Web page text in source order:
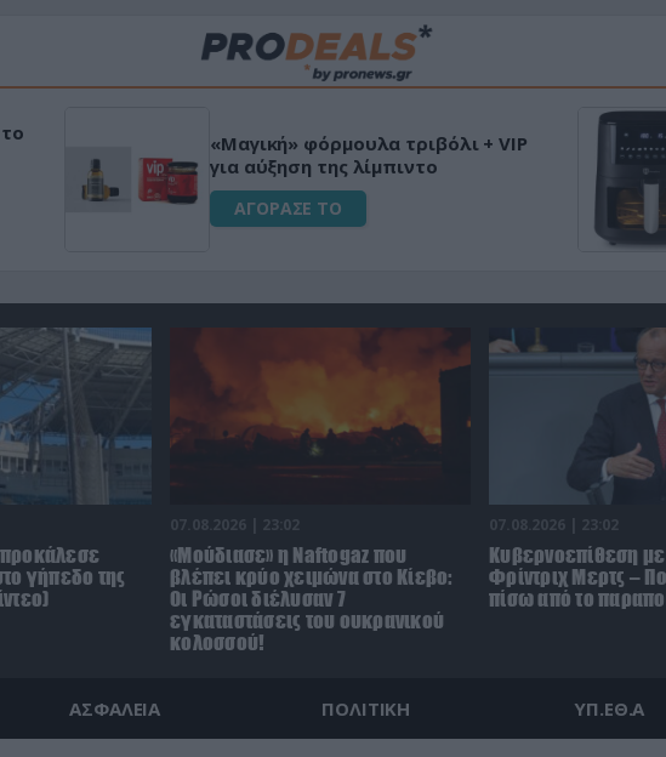
«Μαγική» φόρμουλα τριβόλι + VIP
για αύξηση της λίμπιντο
ΑΓΟΡΑΣΕ ΤΟ
γήπεδο της
07.08.2026 | 23:02
«Μούδιασε» η Naftogaz που
βλέπει κρύο χειμώνα στο Κίεβο:
Οι Ρώσοι διέλυσαν 7
εγκαταστάσεις του ουκρανικού
κολοσσού!
07.08.2026 | 23:02
Κυβερνοεπίθεση με
Φρίντριχ Μερτς –
πίσω από το
ΑΣΦΑΛΕΙΑ ΠΟΛΙΤΙΚΗ ΥΠ.ΕΘ.Α